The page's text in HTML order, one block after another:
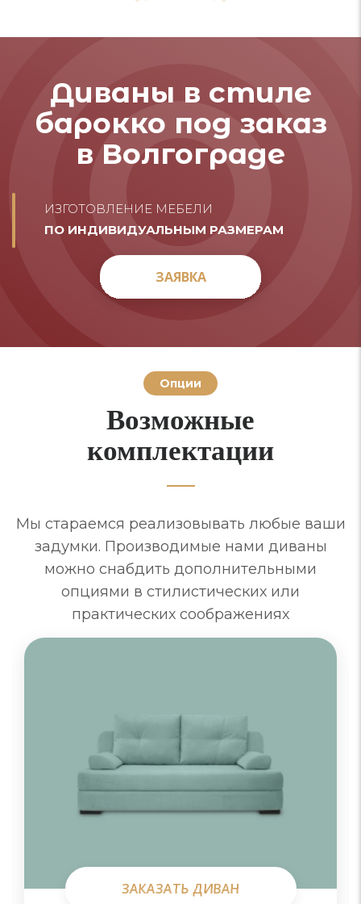
Диваны в стиле
барокко под заказ
в Волгограде
ИЗГОТОВЛЕНИЕ МЕБЕЛИ
ПО ИНДИВИДУАЛЬНЫМ РАЗМЕРАМ
ЗАЯВКА
ЗАЯВКА
Опции
Возможные
комплектации
Мы стараемся реализовывать любые ваши
задумки. Производимые нами диваны
можно снабдить дополнительными
опциями в стилистических или
практических соображениях
ЗАКАЗАТЬ ДИВАН
ЗАКАЗАТЬ ДИВАН